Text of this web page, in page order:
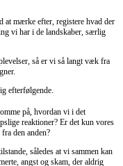
mærke efter, registere hvad der
vi har i de landskaber, særlig
så er vi så langt væk fra
efterfølgende.
på, hvordan vi i det
reaktioner? Er det kun vores
den anden?
således at vi sammen kan
angst og skam, der aldrig